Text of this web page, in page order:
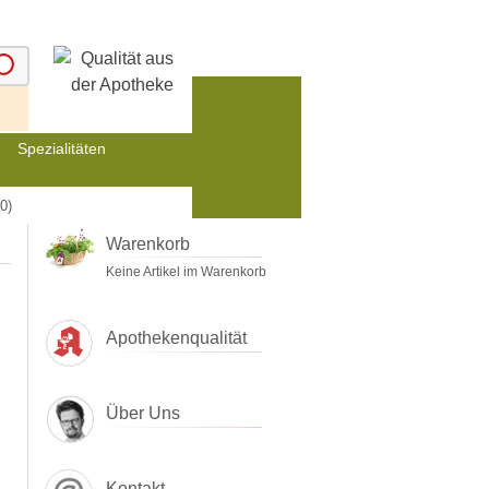
Spezialitäten
Warenkorb
Keine Artikel im Warenkorb
Apothekenqualität
Über Uns